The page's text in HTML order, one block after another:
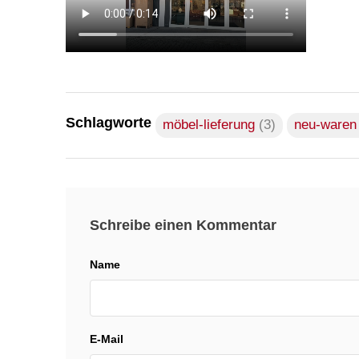
Schlagworte möbel-lieferung (3) neu-waren
Schreibe einen Kommentar
Name
E-Mail